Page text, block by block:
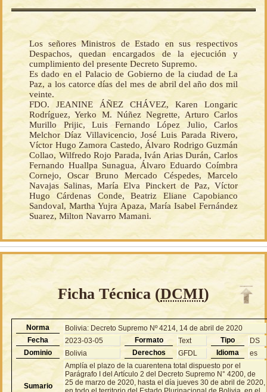
Los señores Ministros de Estado en sus respectivos
Despachos, quedan encargados de la ejecución y
cumplimiento del presente Decreto Supremo.
Es dado en el Palacio de Gobierno de la ciudad de La
Paz, a los catorce días del mes de abril del año dos mil
veinte.
FDO. JEANINE ÁÑEZ CHÁVEZ, Karen Longaric
Rodríguez, Yerko M. Núñez Negrette, Arturo Carlos
Murillo Prijic, Luis Fernando López Julio, Carlos
Melchor Díaz Villavicencio, José Luis Parada Rivero,
Víctor Hugo Zamora Castedo, Álvaro Rodrigo Guzmán
Collao, Wilfredo Rojo Parada, Iván Arias Durán, Carlos
Fernando Huallpa Sunagua, Álvaro Eduardo Coímbra
Cornejo, Oscar Bruno Mercado Céspedes, Marcelo
Navajas Salinas, María Elva Pinckert de Paz, Víctor
Hugo Cárdenas Conde, Beatriz Eliane Capobianco
Sandoval, Martha Yujra Apaza, María Isabel Fernández
Suarez, Milton Navarro Mamani.
Ficha Técnica (DCMI)
Norma
Bolivia: Decreto Supremo Nº 4214, 14 de abril de 2020
Fecha
2023-03-05 Formato Text Tipo
DS
Dominio
Bolivia Derechos GFDL Idioma es
Sumario
Amplía el plazo de la cuarentena total dispuesto por el
Parágrafo I del Artículo 2 del Decreto Supremo N° 4200, de
25 de marzo de 2020, hasta el día jueves 30 de abril de 2020,